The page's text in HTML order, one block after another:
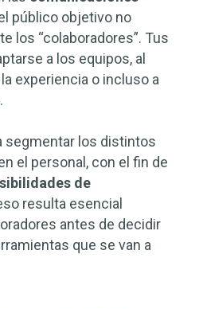
público objetivo no
los “colaboradores”. Tus
a los equipos, al
experiencia o incluso a
segmentar los distintos
el personal, con el fin de
de
resulta esencial
antes de decidir
que se van a